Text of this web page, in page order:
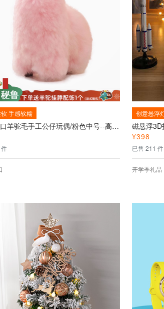
手感软糯
秘鲁进口羊驼毛手工公仔玩偶/粉色中号--高端进口秘鲁羊驼毛萌宠礼物、纯手工制作、超柔触感
创意悬浮
¥398
已售 211 件
开学季礼品